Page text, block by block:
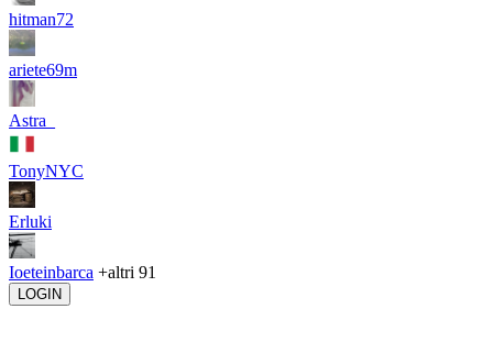
hitman72
ariete69m
Astra_
TonyNYC
Erluki
Ioeteinbarca +altri 91
LOGIN